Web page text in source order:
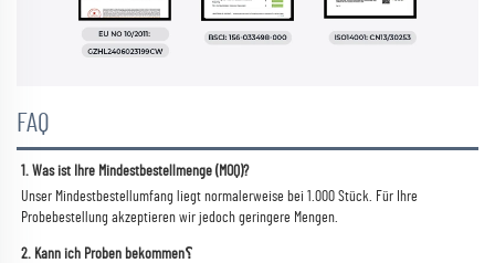
FAQ
1. Was ist Ihre Mindestbestellmenge (MOQ)?
Unser Mindestbestellumfang liegt normalerweise bei 1.000 Stück. Für Ihre
Probebestellung akzeptieren wir jedoch geringere Mengen.